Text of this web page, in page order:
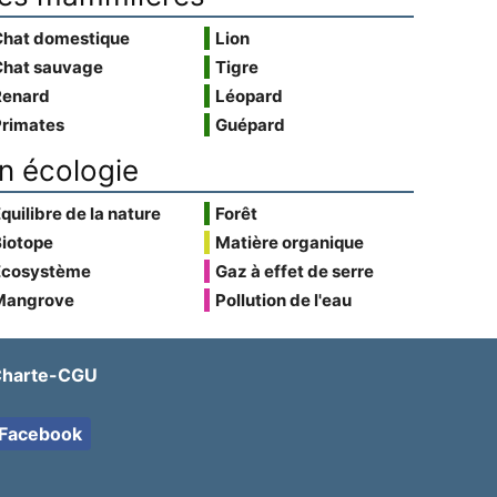
domestique
sauvage
Lion
Tigre
Léopard
Guépard
écologie
de la nature
Forêt
Matière organique
Gaz à effet de serre
Pollution de l'eau
CGU
Facebook